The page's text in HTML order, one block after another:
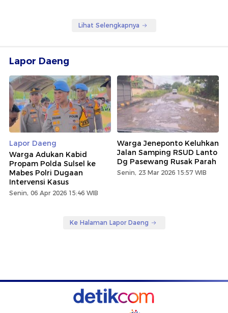
Lihat Selengkapnya
Lapor Daeng
Lapor Daeng
Warga Adukan Kabid
Propam Polda Sulsel ke
Mabes Polri Dugaan
Intervensi Kasus
Senin, 06 Apr 2026 15:46 WIB
Warga Jeneponto Keluhkan
Jalan Samping RSUD Lanto
Dg Pasewang Rusak Parah
Senin, 23 Mar 2026 15:57 WIB
Ke Halaman Lapor Daeng